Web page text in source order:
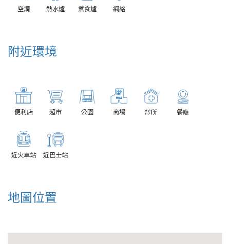
空調 熱水爐 煮食爐 網絡
附近環境
便利店 超市 公園 商場 診所 餐廰
近火車站 近巴士站
地圖位置